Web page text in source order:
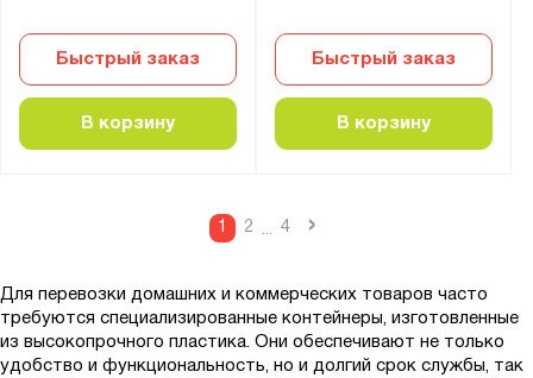
Быстрый заказ
В корзину
Быстрый заказ
В корзину
1 2 ... 4 ›
Для перевозки домашних и коммерческих товаров часто
требуются специализированные контейнеры, изготовленные
из высокопрочного пластика. Они обеспечивают не только
удобство и функциональность, но и долгий срок службы, так